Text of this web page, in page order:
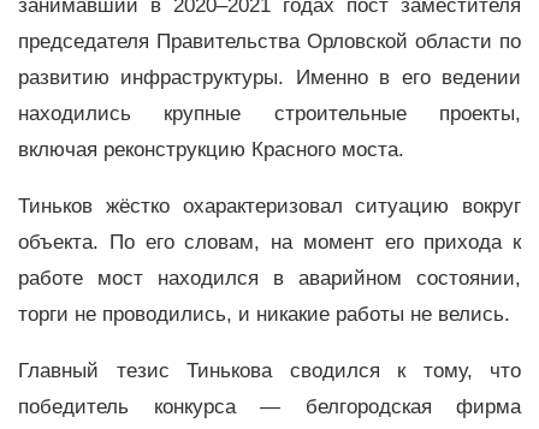
занимавший в 2020–2021 годах пост заместителя
председателя Правительства Орловской области по
развитию инфраструктуры. Именно в его ведении
находились крупные строительные проекты,
включая реконструкцию Красного моста.
Тиньков жёстко охарактеризовал ситуацию вокруг
объекта. По его словам, на момент его прихода к
работе мост находился в аварийном состоянии,
торги не проводились, и никакие работы не велись.
Главный тезис Тинькова сводился к тому, что
победитель конкурса — белгородская фирма